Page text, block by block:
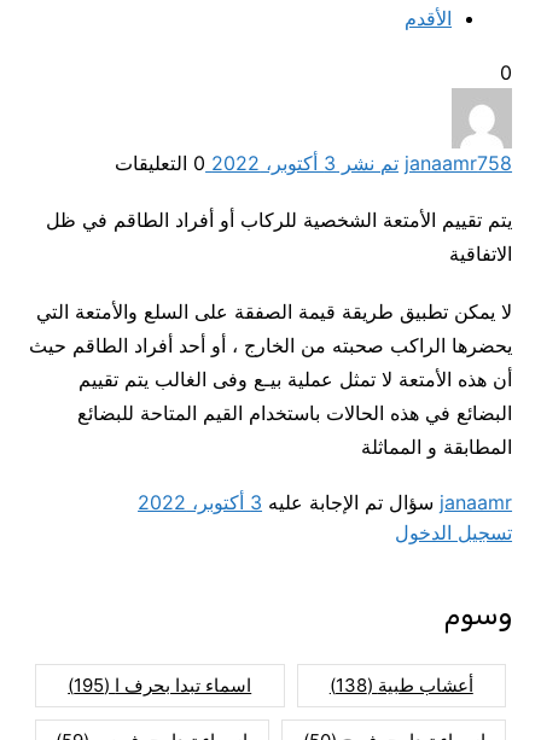
الأقدم
0
janaamr758 تم نشر 3 أكتوبر، 2022 0 التعليقات
يتم تقييم الأمتعة الشخصية للركاب أو أفراد الطاقم في ظل
الاتفاقية
لا يمكن تطبيق طريقة قيمة الصفقة على السلع والأمتعة التي
يحضرها الراكب صحبته من الخارج ، أو أحد أفراد الطاقم حيث
أن هذه الأمتعة لا تمثل عملية بيـع وفى الغالب يتم تقييم
البضائع في هذه الحالات باستخدام القيم المتاحة للبضائع
المطابقة و المماثلة
janaamr سؤال تم الإجابة عليه 3 أكتوبر، 2022
تسجيل الدخول
وسوم
أعشاب طبية (138) اسماء تبدا بحرف ا (195)